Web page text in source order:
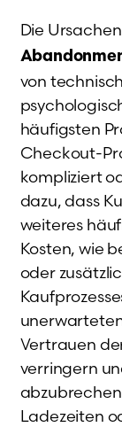
Die
von
häufigsten
Checkout-
kompliziert
dazu, dass
weiteres
Kosten, wie
oder
Vertrauen
verringern
Ladezeiten